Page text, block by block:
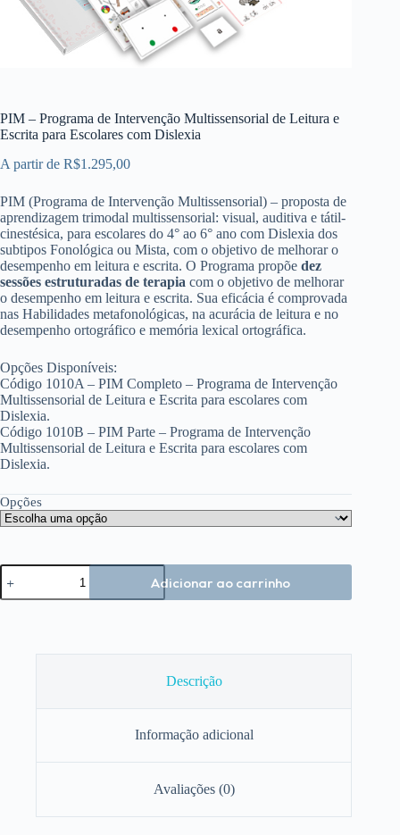
PIM – Programa de Intervenção Multissensorial de Leitura e
Escrita para Escolares com Dislexia
A partir de R$1.295,00
PIM (Programa de Intervenção Multissensorial) – proposta de
aprendizagem trimodal multissensorial: visual, auditiva e tátil-
cinestésica, para escolares do 4° ao 6° ano com Dislexia dos
subtipos Fonológica ou Mista, com o objetivo de melhorar o
desempenho em leitura e escrita. O Programa propõe dez
sessões estruturadas de terapia com o objetivo de melhorar
o desempenho em leitura e escrita. Sua eficácia é comprovada
nas Habilidades metafonológicas, na acurácia de leitura e no
desempenho ortográfico e memória lexical ortográfica.
Opções Disponíveis:
Código 1010A – PIM Completo – Programa de Intervenção
Multissensorial de Leitura e Escrita para escolares com
Dislexia.
Código 1010B – PIM Parte – Programa de Intervenção
Multissensorial de Leitura e Escrita para escolares com
Dislexia.
Opções
PIM
Programa
Adicionar ao carrinho
Descrição
Informação adicional
Avaliações (0)